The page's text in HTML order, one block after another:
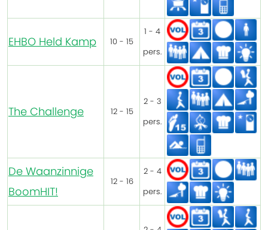
EHBO Held Kamp 10 - 15
1 - 4
pers.
The Challenge 12 - 15
2 - 3
pers.
De Waanzinnige
BoomHIT!
12 - 16
2 - 4
pers.